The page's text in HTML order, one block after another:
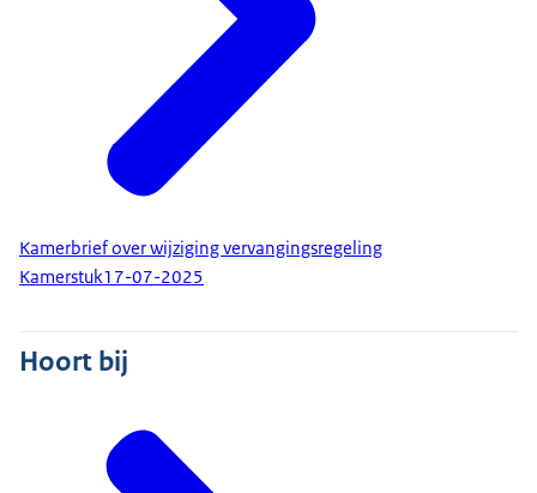
Kamerbrief over wijziging vervangingsregeling
Kamerstuk17-07-2025
Hoort bij